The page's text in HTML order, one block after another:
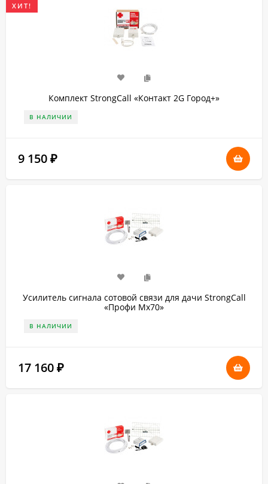
ХИТ!
Комплект StrongCall «Контакт 2G Город+»
В НАЛИЧИИ
9 150 ₽
Усилитель сигнала сотовой связи для дачи StrongCall
«Профи Мх70»
В НАЛИЧИИ
17 160 ₽